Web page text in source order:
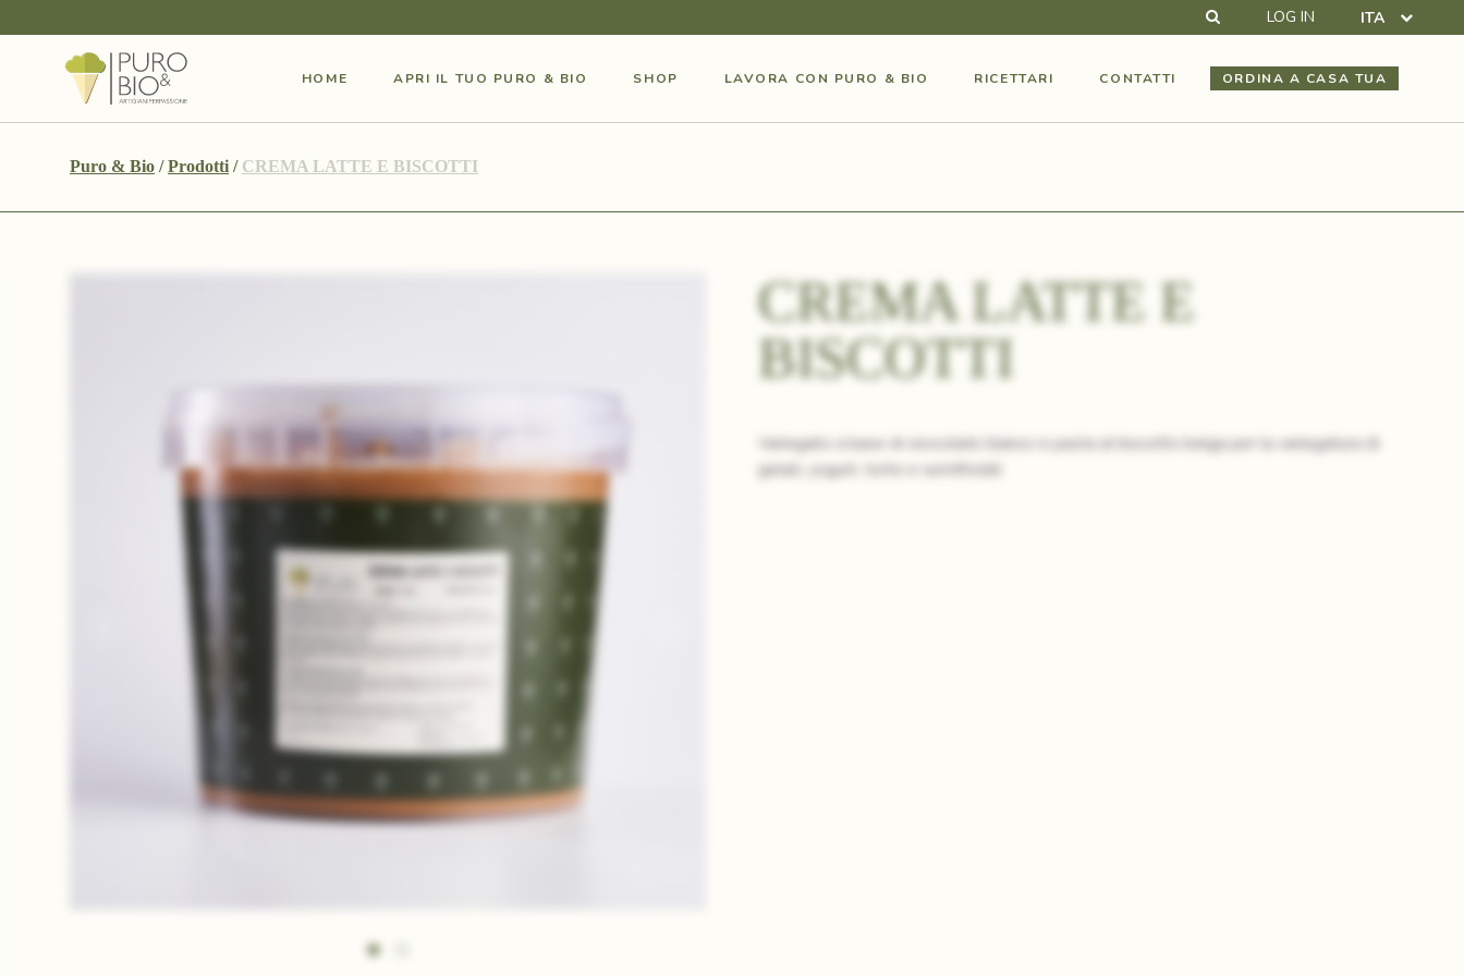
Puro & Bio /Prodotti / CREMA LATTE E BISCOTTI
CERCALOG IN ITA
HOME APRI IL TUO PURO & BIO SHOP LAVORA CON PURO & BIO RICETTARI CONTATTI ORDINA A CASA TUA
CREMA LATTE E
BISCOTTI
Variegato a base di cioccolato bianco e pasta al biscotto belga per la variegatura di
gelati, yogurt, torte e semifreddi